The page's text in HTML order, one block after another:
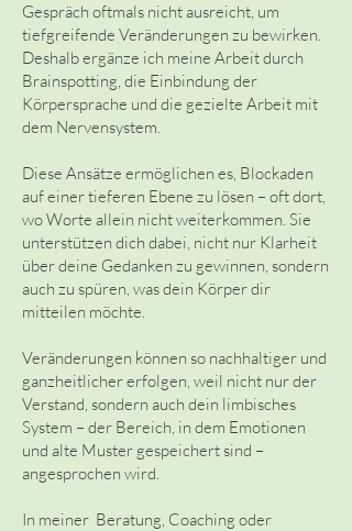
Gespräch oftmals nicht ausreicht, um
tiefgreifende Veränderungen zu bewirken.
Deshalb ergänze ich meine Arbeit durch
Brainspotting, die Einbindung der
Körpersprache und die gezielte Arbeit mit
dem Nervensystem.
Diese Ansätze ermöglichen es, Blockaden
auf einer tieferen Ebene zu lösen – oft dort,
wo Worte allein nicht weiterkommen. Sie
unterstützen dich dabei, nicht nur Klarheit
über deine Gedanken zu gewinnen, sondern
auch zu spüren, was dein Körper dir
mitteilen möchte.
Veränderungen können so nachhaltiger und
ganzheitlicher erfolgen, weil nicht nur der
Verstand, sondern auch dein limbisches
System – der Bereich, in dem Emotionen
und alte Muster gespeichert sind –
angesprochen wird.
In meiner Beratung, Coaching oder